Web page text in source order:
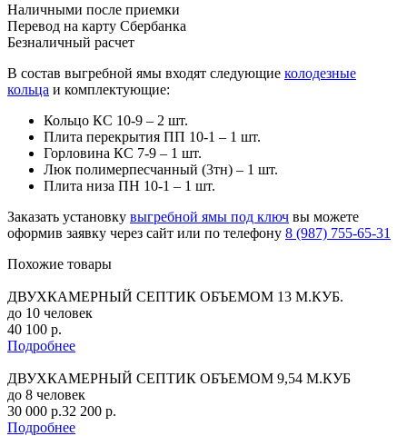
Наличными после приемки
Перевод на карту Сбербанка
Безналичный расчет
В состав выгребной ямы входят следующие колодезные
кольца и комплектующие:
Кольцо КС 10-9 – 2 шт.
Плита перекрытия ПП 10-1 – 1 шт.
Горловина КС 7-9 – 1 шт.
Люк полимерпесчанный (3тн) – 1 шт.
Плита низа ПН 10-1 – 1 шт.
Заказать установку выгребной ямы под ключ вы можете
оформив заявку через сайт или по телефону 8 (987) 755-65-31
Похожие товары
ДВУХКАМЕРНЫЙ СЕПТИК ОБЪЕМОМ 13 М.КУБ.
до 10 человек
40 100 р.
Подробнее
ДВУХКАМЕРНЫЙ СЕПТИК ОБЪЕМОМ 9,54 М.КУБ
до 8 человек
30 000 р.32 200 р.
Подробнее